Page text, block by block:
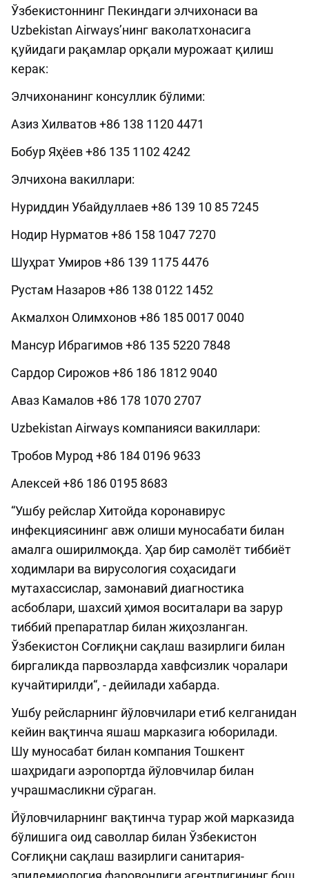
Ўзбекистоннинг Пекиндаги элчихонаси ва
Uzbekistan Airwaysʼнинг ваколатхонасига
қуйидаги рақамлар орқали мурожаат қилиш
керак:
Элчихонанинг консуллик бўлими:
Азиз Хилватов +86 138 1120 4471
Бобур Яҳёев +86 135 1102 4242
Элчихона вакиллари:
Нуриддин Убайдуллаев +86 139 10 85 7245
Нодир Нурматов +86 158 1047 7270
Шуҳрат Умиров +86 139 1175 4476
Рустам Назаров +86 138 0122 1452
Акмалхон Олимхонов +86 185 0017 0040
Мансур Ибрагимов +86 135 5220 7848
Сардор Сирожов +86 186 1812 9040
Аваз Камалов +86 178 1070 2707
Uzbekistan Airways компанияси вакиллари:
Тробов Мурод +86 184 0196 9633
Алексей +86 186 0195 8683
“Ушбу рейслар Хитойда коронавирус
инфекциясининг авж олиши муносабати билан
амалга оширилмоқда. Ҳар бир самолёт тиббиёт
ходимлари ва вирусология соҳасидаги
мутахассислар, замонавий диагностика
асбоблари, шахсий ҳимоя воситалари ва зарур
тиббий препаратлар билан жиҳозланган.
Ўзбекистон Соғлиқни сақлаш вазирлиги билан
биргаликда парвозларда хавфсизлик чоралари
кучайтирилди“, - дейилади хабарда.
Ушбу рейсларнинг йўловчилари етиб келганидан
кейин вақтинча яшаш марказига юборилади.
Шу муносабат билан компания Тошкент
шаҳридаги аэропортда йўловчилар билан
учрашмасликни сўраган.
Йўловчиларнинг вақтинча турар жой марказида
бўлишига оид саволлар билан Ўзбекистон
Соғлиқни сақлаш вазирлиги санитария-